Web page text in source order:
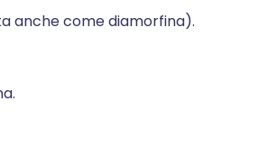
anche come diamorfina).